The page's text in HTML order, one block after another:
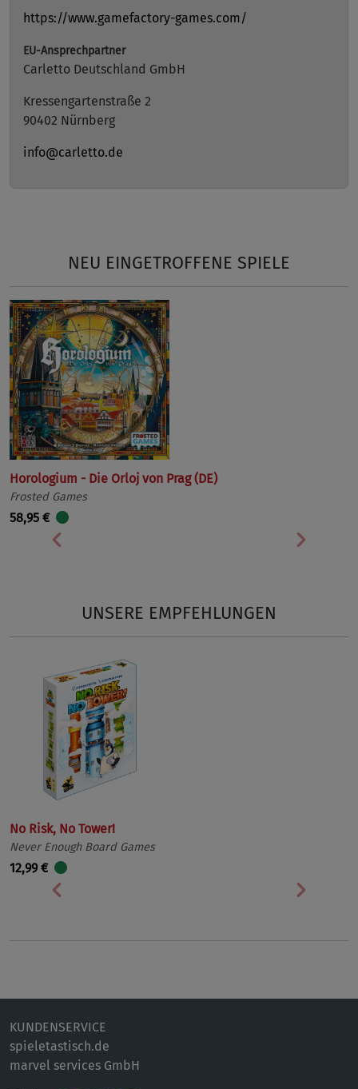
https://www.gamefactory-games.com/
EU-Ansprechpartner
Carletto Deutschland GmbH
Kressengartenstraße 2
90402 Nürnberg
info@carletto.de
NEU EINGETROFFENE SPIELE
Horologium - Die Orloj von Prag (DE)
Frosted Games
58,95 €
Vorherige
UNSERE EMPFEHLUNGEN
No Risk, No Tower!
Never Enough Board Games
12,99 €
Vorherige
KUNDENSERVICE
spieletastisch.de
marvel services GmbH